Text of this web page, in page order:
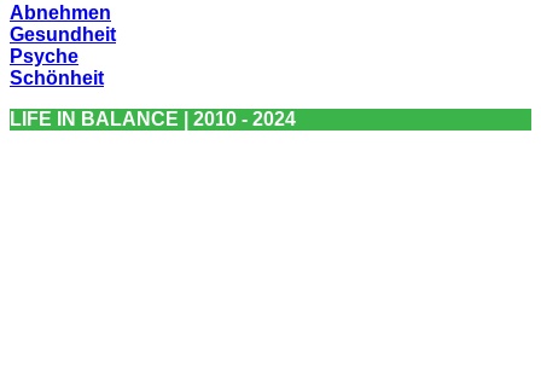
Abnehmen
Gesundheit
Psyche
Schönheit
LIFE IN BALANCE | 2010 - 2024